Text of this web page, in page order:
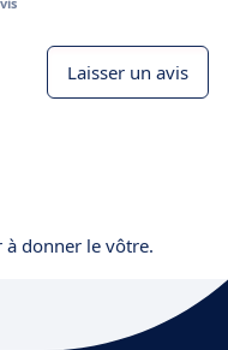
Laisser un avis
à donner le vôtre.